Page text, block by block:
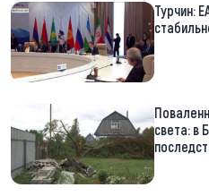
Турчин:
света: в